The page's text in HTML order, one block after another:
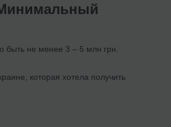
быть не менее 3 – 5 млн грн.
которая хотела получить